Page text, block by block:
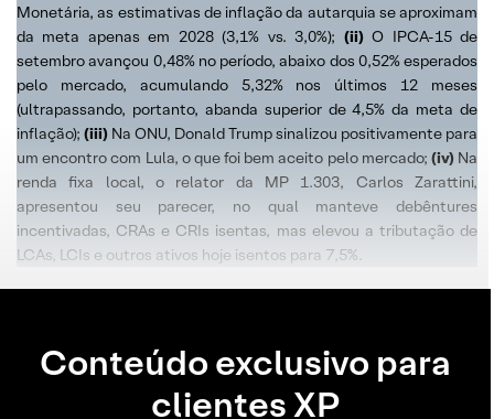
Monetária, as estimativas de inflação da autarquia se aproximam
da meta apenas em 2028 (3,1% vs. 3,0%); (ii)O IPCA-15 de
setembro avançou 0,48% no período, abaixo dos 0,52% esperados
pelo mercado, acumulando 5,32% nos últimos 12 meses
(ultrapassando, portanto, abanda superior de 4,5% da meta de
inflação); (iii) Na ONU, Donald Trump sinalizou positivamente para
um encontro com Lula, o que foi bem aceito pelo mercado; (iv) Na
renda fixa local, o relator da MP 1.303, Carlos Zarattini,
apresentou seu parecer, no qual manteve debêntures
incentivadas, CRAs e CRIs isentas, mas elevou a tributação de
LCAs, LCIs e outros ativos hoje isentos para 7,5%.
Conteúdo exclusivo para
clientes XP